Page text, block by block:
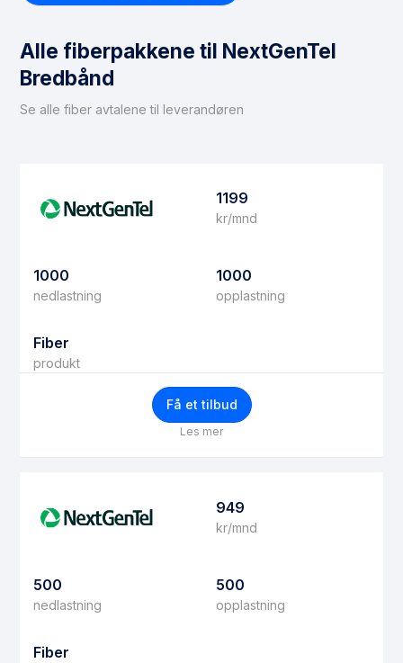
situasjon der fiber ikke kan installeres, anbefaler vi å
vurdere
trådløst bredbånd
Alle fiberpakkene til NextGenTel
Bredbånd
Se alle fiber avtalene til leverandøren
1199
kr/mnd
1000
nedlastning
1000
opplastning
Fiber
produkt
Få et tilbud
Les mer
949
kr/mnd
500
nedlastning
500
opplastning
Fiber